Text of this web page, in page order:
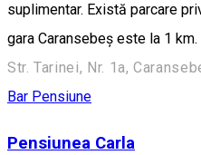
suplimentar. Există parcare
gara Caransebeş este la 1
Str. Tarinei, Nr. 1a,
Bar Pensiune
Pensiunea Carla